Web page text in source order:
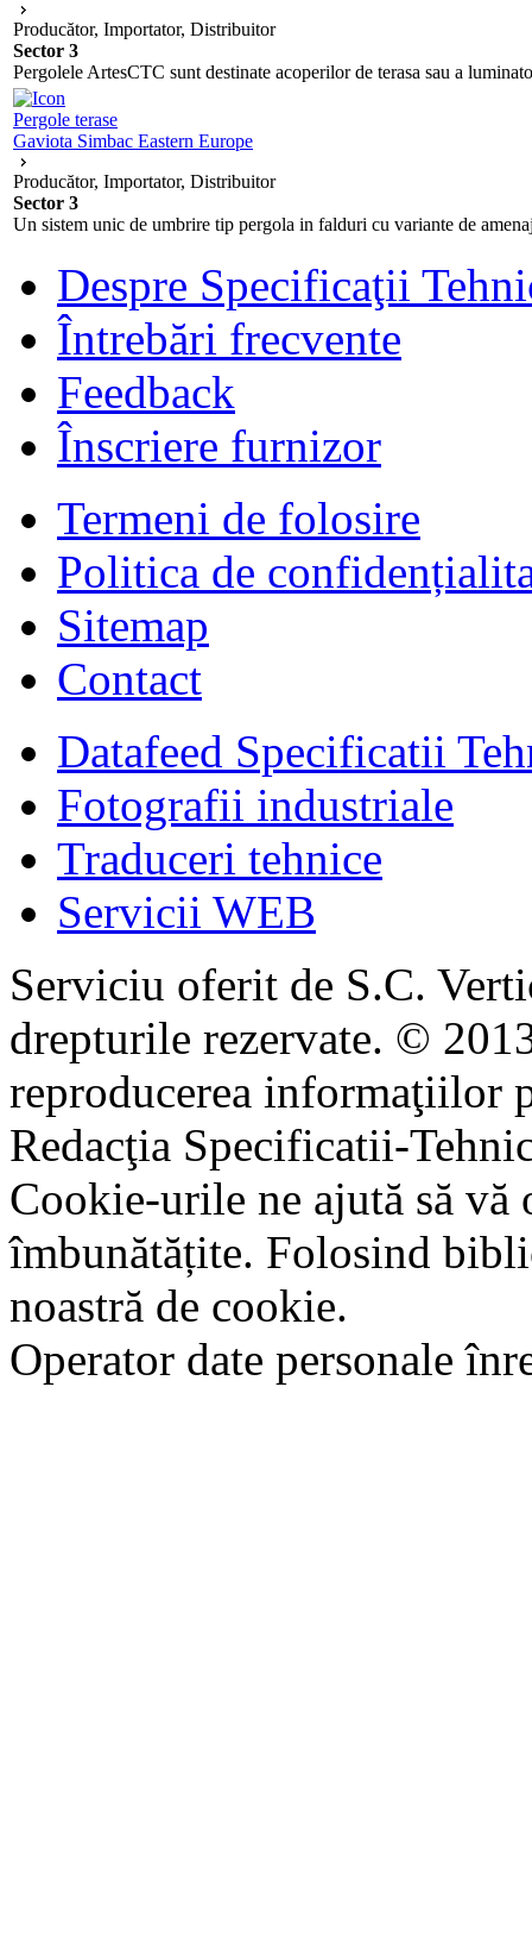
Producător, Importator, Distribuitor
Sector 3
Pergolele ArtesCTC sunt destinate acoperilor de terasa sau a
Pergole terase
Gaviota Simbac Eastern Europe
Producător, Importator, Distribuitor
Sector 3
Un sistem unic de umbrire tip pergola in falduri cu variante de
Despre Specificaţii
Întrebări frecvente
Feedback
Înscriere furnizor
Termeni de folosire
Politica de
Sitemap
Contact
Datafeed Specificatii
Fotografii industriale
Traduceri tehnice
Servicii WEB
Serviciu oferit de S.C.
drepturile rezervate. ©
reproducerea informaţiilor
Redacţia Specificatii-
Cookie-urile ne ajută să
îmbunătățite. Folosind
noastră de cookie.
Operator date personale